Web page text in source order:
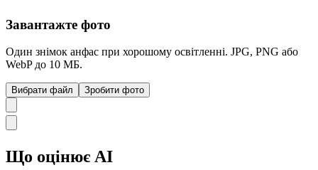
Завантажте фото
Один знімок анфас при хорошому освітленні. JPG, PNG або
WebP до 10 МБ.
Вибрати файл Зробити фото
Що оцінює AI